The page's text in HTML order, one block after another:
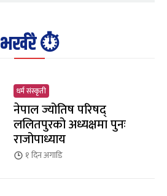
भर्खरै ⏱️
धर्म संस्कृती
नेपाल ज्योतिष परिषद्
ललितपुरको अध्यक्षमा पुनः
राजोपाध्याय
१ दिनअगाडि